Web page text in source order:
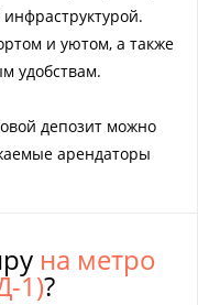
и уютом, а также
удобствам.
депозит можно
арендаторы
на метро
1)?